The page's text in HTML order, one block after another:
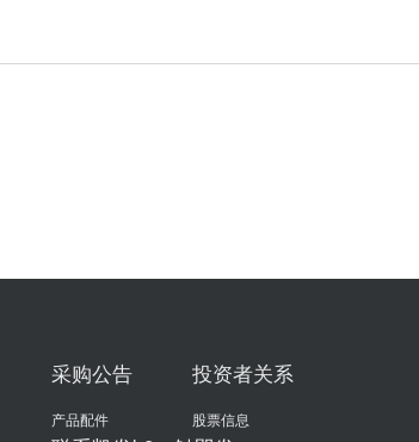
采购公告
产品配件
投资者关系
股票信息